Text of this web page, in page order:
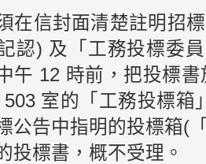
在信封面清楚註明招
認) 及「工務投標委
午 12 時前，把投標
室的「工務投標箱
公告中指明的投標箱(
投標書，概不受理。